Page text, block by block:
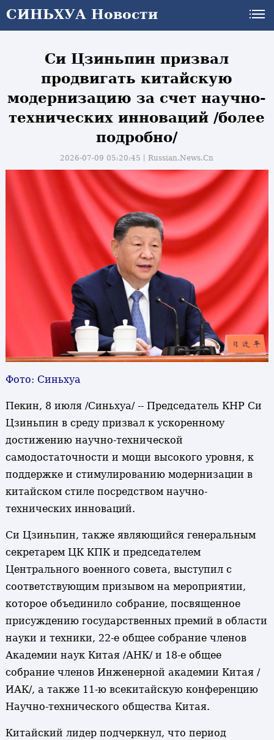
СИНЬХУА Новости
СИНЬХУА Новости
Си Цзиньпин призвал
продвигать китайскую
модернизацию за счет научно-
технических инноваций /более
подробно/
2026-07-09 05:20:45丨Russian.News.Cn
Фото: Синьхуа
Пекин, 8 июля /Синьхуа/ -- Председатель КНР Си
Цзиньпин в среду призвал к ускоренному
достижению научно-технической
самодостаточности и мощи высокого уровня, к
поддержке и стимулированию модернизации в
китайском стиле посредством научно-
технических инноваций.
Си Цзиньпин, также являющийся генеральным
секретарем ЦК КПК и председателем
Центрального военного совета, выступил с
соответствующим призывом на мероприятии,
которое объединило собрание, посвященное
присуждению государственных премий в области
науки и техники, 22-е общее собрание членов
Академии наук Китая /АНК/ и 18-е общее
собрание членов Инженерной академии Китая /
ИАК/, а также 11-ю всекитайскую конференцию
Научно-технического общества Китая.
Китайский лидер подчеркнул, что период